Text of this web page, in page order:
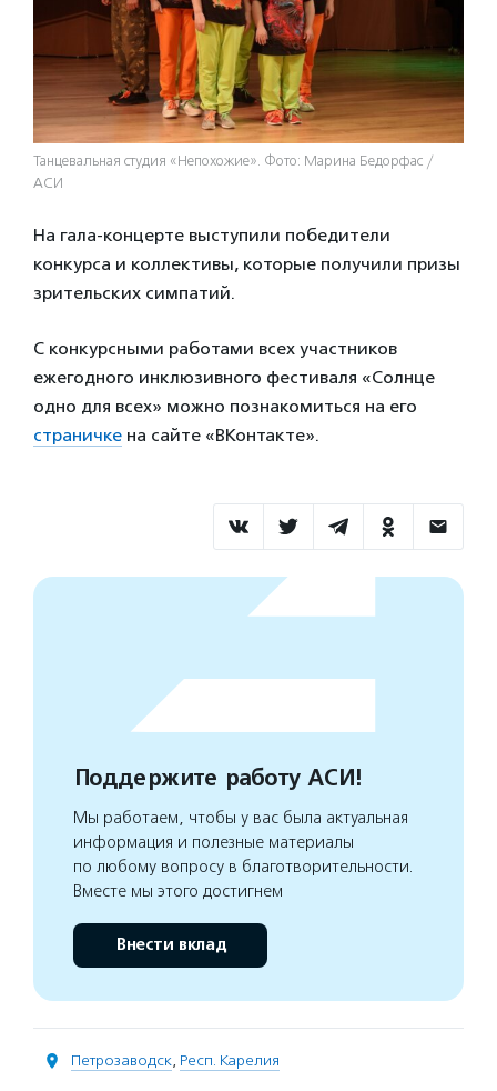
Танцевальная студия «Непохожие». Фото: Марина Бедорфас /
АСИ
На гала-концерте выступили победители
конкурса и коллективы, которые получили призы
зрительских симпатий.
С конкурсными работами всех участников
ежегодного инклюзивного фестиваля «Солнце
одно для всех» можно познакомиться на его
страничке на сайте «ВКонтакте».
Поддержите работу АСИ!
Мы работаем, чтобы у вас была актуальная
информация и полезные материалы
по любому вопросу в благотворительности.
Вместе мы этого достигнем
Внести вклад
Петрозаводск, Респ. Карелия